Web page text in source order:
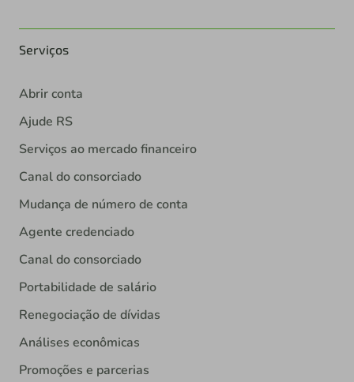
Serviços
Abrir conta
Ajude RS
Serviços ao mercado financeiro
Canal do consorciado
Mudança de número de conta
Agente credenciado
Canal do consorciado
Portabilidade de salário
Renegociação de dívidas
Análises econômicas
Promoções e parcerias